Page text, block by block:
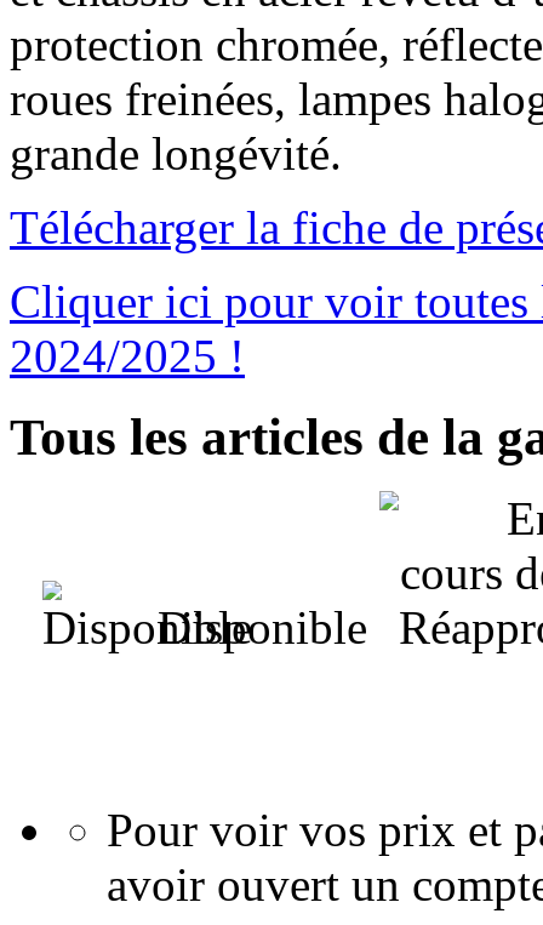
protection chromée,
roues freinées, lampes
grande longévité.
Télécharger la fiche de
Cliquer ici pour voir
2024/2025 !
Tous les articles de la
Disponible
Pour voir vos prix et
avoir ouvert un